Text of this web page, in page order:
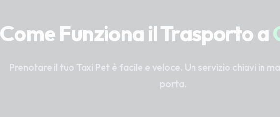
Come Funziona il Trasporto a
Prenotare il tuo Taxi Pet è facile e veloce. Un servizio chiavi in
porta.